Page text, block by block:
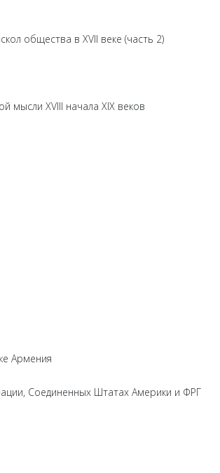
общества в XVII веке (часть 2)
мысли XVIII начала XIX веков
Армения
Соединенных Штатах Америки и ФРГ